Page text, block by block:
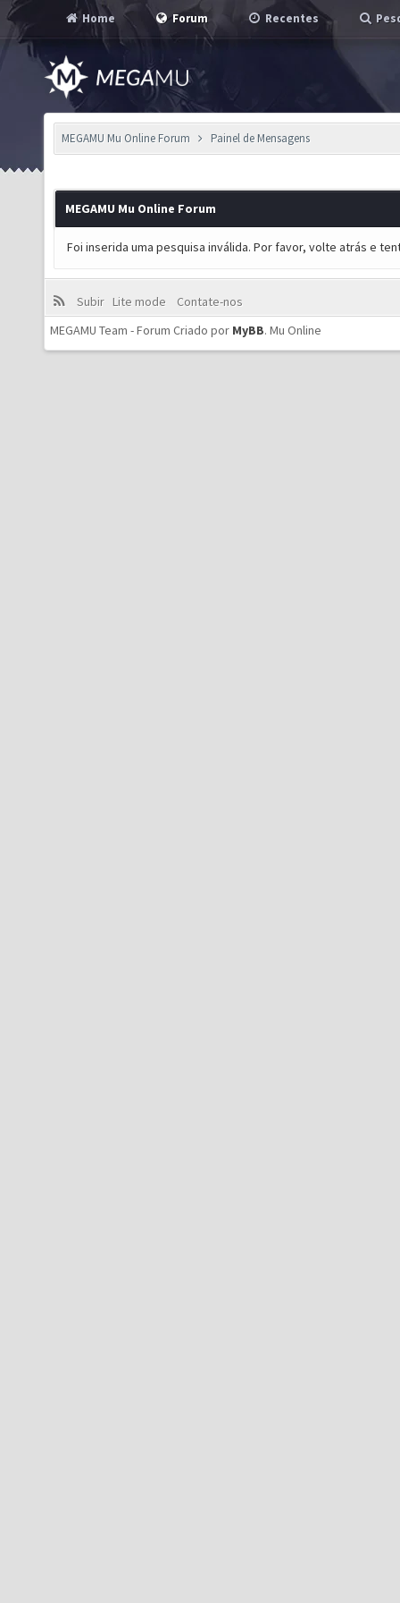
Home Forum Recentes
MEGAMU Mu Online Forum Painel de Mensagens
MEGAMU Mu Online Forum
Foi inserida uma pesquisa inválida. Por favor, volte atrás e
Subir Lite mode
Contate-nos
MEGAMU Team - Forum Criado por MyBB. Mu Online